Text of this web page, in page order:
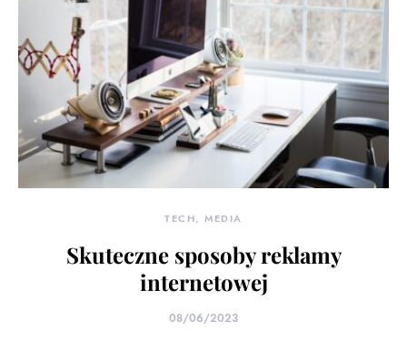
TECH, MEDIA
Skuteczne sposoby reklamy
internetowej
08/06/2023